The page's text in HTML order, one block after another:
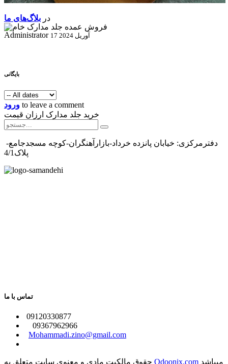
در بلاگ‌های ما
Administrator
17 آوریل 2024
بایگانی
ورود to leave a comment
خرید جلد مدارک ارزان قیمت
پلاک4/1
تماس با ما
​09120330877
09367962966
Mohammadi.zino@gmail.com
Odoonix.com میباشد